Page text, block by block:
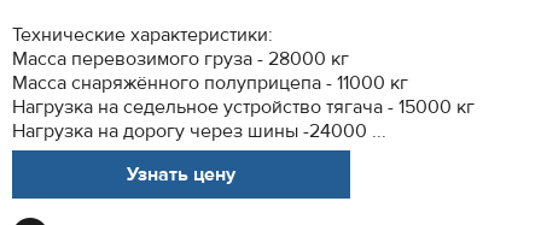
Технические характеристики:
Масса перевозимого груза - 28000 кг
Масса снаряжённого полуприцепа - 11000 кг
Нагрузка на седельное устройство тягача - 15000 кг
Нагрузка на дорогу через шины -24000 ...
Узнать цену